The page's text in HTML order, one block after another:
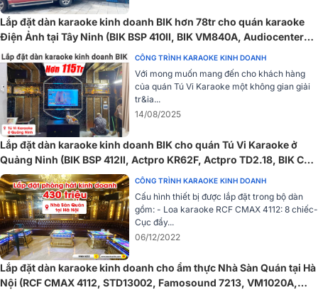
Cục đẩy công suất Audiocenter PD800
Cục đẩy công suất Audiocenter PD800là giải pháp khuếch đại lý
tưởng cho các hệ thống âm thanh quy mô lớn như sân khấu biểu
diễn, hội trường, nhà thi đấu hay sân vận động. Thiết bị được thiết
kế với 4 kênh công suất mạnh mẽ, đạt 800W ở 8 Ohm, 1200W ở 4
Ohm và lên tới 2400W khi hoạt động ở chế độ cầu (Bridge 8Ω), đủ
sức tải các dòng loa công suất lớn trong thời gian dài.
Lắp đặt dàn karaoke kinh doanh BIK hơn 78tr cho quán karaoke
Điện Ảnh tại Tây Ninh (BIK BSP 410II, BIK VM840A, Audiocenter
CT2400, JBL KX180A)
CÔNG TRÌNH KARAOKE KINH DOANH
Với mong muốn mang đến cho khách hàng
của quán Tú Vi Karaoke một không gian giải
tr&ia...
14/08/2025
Lắp đặt dàn karaoke kinh doanh BIK cho quán Tú Vi Karaoke ở
Quảng Ninh (BIK BSP 412II, Actpro KR62F, Actpro TD2.18, BIK CA-
J804, BIK BPR-5800,...)
CÔNG TRÌNH KARAOKE KINH DOANH
Cấu hình thiết bị được lắp đặt trong bộ dàn
gồm: - Loa karaoke RCF CMAX 4112: 8 chiếc-
Cục đẩy...
06/12/2022
Lắp đặt dàn karaoke kinh doanh cho ẩm thực Nhà Sàn Quán tại Hà
Nội (RCF CMAX 4112, STD13002, Famosound 7213, VM1020A,